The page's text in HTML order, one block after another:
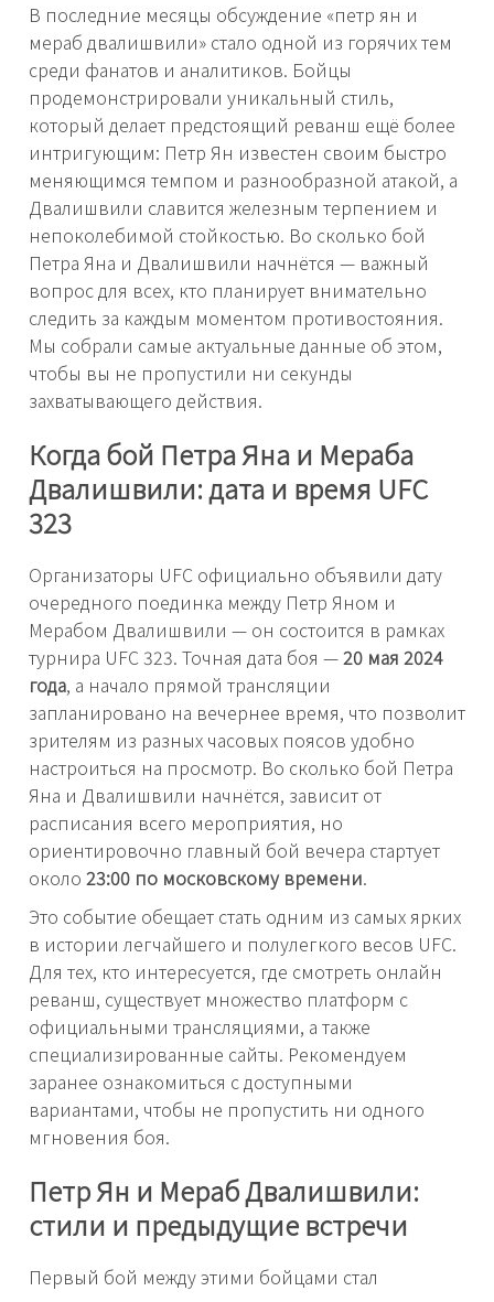
В последние месяцы обсуждение «петр ян и
мераб двалишвили» стало одной из горячих тем
среди фанатов и аналитиков. Бойцы
продемонстрировали уникальный стиль,
который делает предстоящий реванш ещё более
интригующим: Петр Ян известен своим быстро
меняющимся темпом и разнообразной атакой, а
Двалишвили славится железным терпением и
непоколебимой стойкостью. Во сколько бой
Петра Яна и Двалишвили начнётся — важный
вопрос для всех, кто планирует внимательно
следить за каждым моментом противостояния.
Мы собрали самые актуальные данные об этом,
чтобы вы не пропустили ни секунды
захватывающего действия.
Когда бой Петра Яна и Мераба
Двалишвили: дата и время UFC
323
Организаторы UFC официально объявили дату
очередного поединка между Петр Яном и
Мерабом Двалишвили — он состоится в рамках
турнира UFC 323. Точная дата боя —20 мая 2024
года, а начало прямой трансляции
запланировано на вечернее время, что позволит
зрителям из разных часовых поясов удобно
настроиться на просмотр. Во сколько бой Петра
Яна и Двалишвили начнётся, зависит от
расписания всего мероприятия, но
ориентировочно главный бой вечера стартует
около 23:00 по московскому времени.
Это событие обещает стать одним из самых ярких
в истории легчайшего и полулегкого весов UFC.
Для тех, кто интересуется, где смотреть онлайн
реванш, существует множество платформ с
официальными трансляциями, а также
специализированные сайты. Рекомендуем
заранее ознакомиться с доступными
вариантами, чтобы не пропустить ни одного
мгновения боя.
Петр Ян и Мераб Двалишвили:
стили и предыдущие встречи
Первый бой между этими бойцами стал